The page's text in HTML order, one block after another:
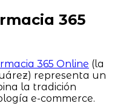
365
365 Online (la
representa un
la tradición
e-commerce.